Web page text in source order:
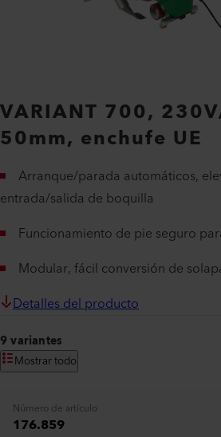
VARIANT 700,
50mm, enchufe UE
Arranque/parada automáticos,
entrada/salida de boquilla
Funcionamiento de pie seguro
Modular, fácil conversión de
Detalles del producto
9 variantes
Mostrar todo
Número de artículo
176.859